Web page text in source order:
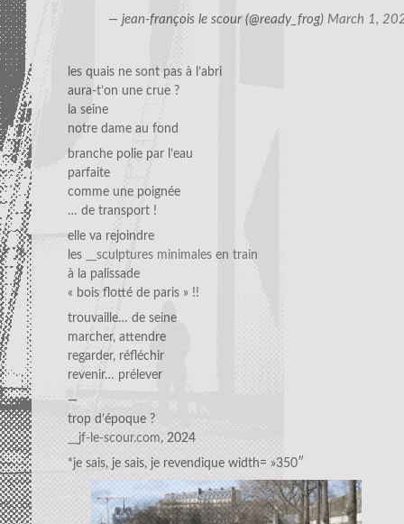
— jean-françois le scour (@ready_frog) March 1,
les quais ne sont pas à l’abri
aura-t’on une crue ?
la seine
notre dame au fond
branche polie par l’eau
parfaite
comme une poignée
… de transport !
elle va rejoindre
les
__sculptures minimales en train
à la palissade
« bois flotté de paris » !!
trouvaille… de seine
marcher, attendre
regarder, réfléchir
revenir… prélever
—
trop d’époque ?
__jf-le-scour.com, 2024
*je sais, je sais, je revendique width= »350″